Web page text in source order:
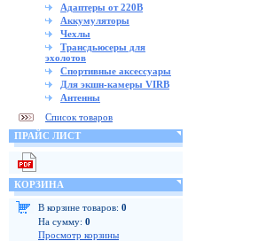
Адаптеры от 220В
Аккумуляторы
Чехлы
Трансдьюсеры для
эхолотов
Спортивные аксессуары
Для экшн-камеры VIRB
Антенны
Список товаров
ПРАЙС ЛИСТ
КОРЗИНА
В корзине товаров: 0
На сумму: 0
Просмотр корзины